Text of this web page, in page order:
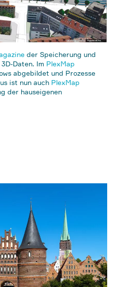
der Speicherung und
Daten. Im PlexMap
abgebildet und Prozesse
ist nun auch PlexMap
der hauseigenen